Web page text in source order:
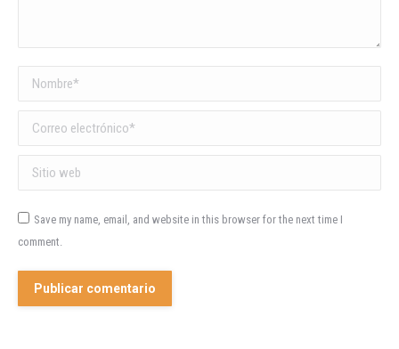
Nombre *
Correo electrónico *
Sitio web
Save my name, email, and website in this browser for the next time I
comment.
Publicar comentario